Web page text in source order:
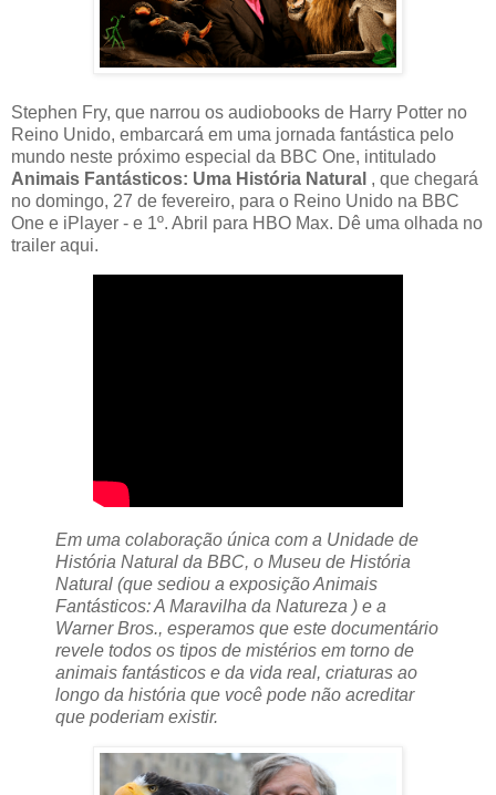
Stephen Fry, que narrou os audiobooks de Harry Potter no
Reino Unido, embarcará em uma jornada fantástica pelo
mundo neste próximo especial da BBC One, intitulado
Animais Fantásticos: Uma História Natural , que chegará
no domingo, 27 de fevereiro, para o Reino Unido na BBC
One e iPlayer - e 1º. Abril para HBO Max. Dê uma olhada no
trailer aqui.
Em uma colaboração única com a Unidade de
História Natural da BBC, o Museu de História
Natural (que sediou a exposição Animais
Fantásticos: A Maravilha da Natureza ) e a
Warner Bros., esperamos que este documentário
revele todos os tipos de mistérios em torno de
animais fantásticos e da vida real, criaturas ao
longo da história que você pode não acreditar
que poderiam existir.